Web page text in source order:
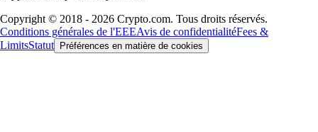
Copyright © 2018 - 2026 Crypto.com. Tous droits réservés.
Conditions générales de l'EEEAvis de confidentialitéFees &
LimitsStatut Préférences en matière de cookies